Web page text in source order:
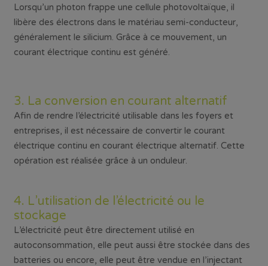
Lorsqu’un photon frappe une cellule photovoltaïque, il
libère des électrons dans le matériau semi-conducteur,
généralement le silicium. Grâce à ce mouvement, un
courant électrique continu est généré.
3. La conversion en courant alternatif
Afin de rendre l’électricité utilisable dans les foyers et
entreprises, il est nécessaire de convertir le courant
électrique continu en courant électrique alternatif. Cette
opération est réalisée grâce à un onduleur.
4. L’utilisation de l’électricité ou le
stockage
L’électricité peut être directement utilisé en
autoconsommation, elle peut aussi être stockée dans des
batteries ou encore, elle peut être vendue en l’injectant